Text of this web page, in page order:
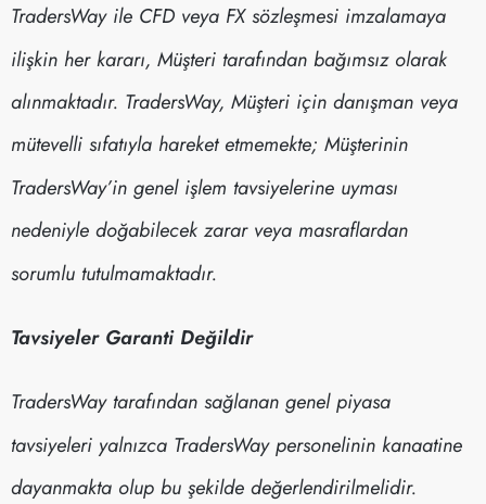
TradersWay ile CFD veya FX sözleşmesi imzalamaya
ilişkin her kararı, Müşteri tarafından bağımsız olarak
alınmaktadır. TradersWay, Müşteri için danışman veya
mütevelli sıfatıyla hareket etmemekte; Müşterinin
TradersWay’in genel işlem tavsiyelerine uyması
nedeniyle doğabilecek zarar veya masraflardan
sorumlu tutulmamaktadır.
Tavsiyeler Garanti Değildir
TradersWay tarafından sağlanan genel piyasa
tavsiyeleri yalnızca TradersWay personelinin kanaatine
dayanmakta olup bu şekilde değerlendirilmelidir.